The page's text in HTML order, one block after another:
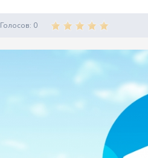
Голосов: 0